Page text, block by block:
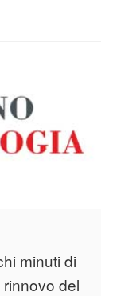
minuti di
del